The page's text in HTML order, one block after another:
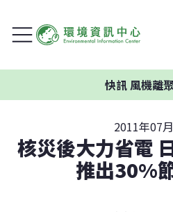
快訊風機離聚
2011年07
核災後大力省電
推出30%